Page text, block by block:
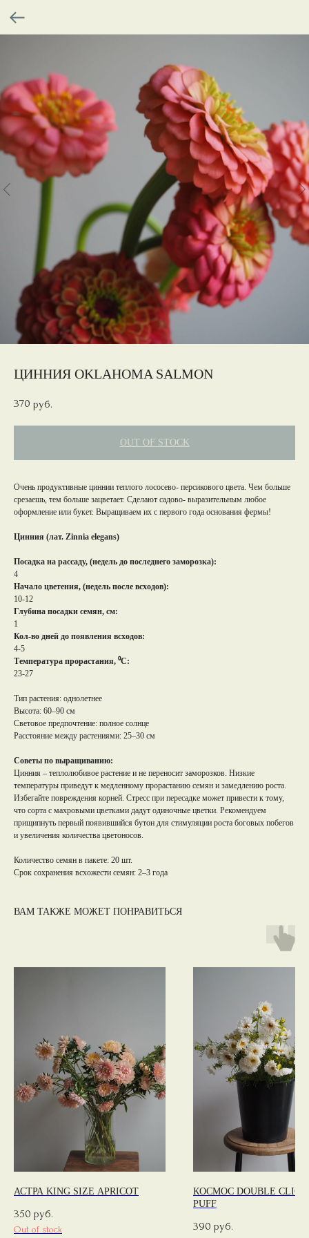
ЦИННИЯ OKLAHOMA SALMON
370 руб.
OUT OF STOCK
Очень продуктивные циннии теплого лососево- персикового цвета. Чем больше
срезаешь, тем больше зацветает. Сделают садово- выразительным любое
оформление или букет. Выращиваем их с первого года основания фермы!
Цинния (лат. Zinnia elegans)
Посадка на рассаду, (недель до последнего заморозка):
4
Начало цветения, (недель после всходов):
10-12
Глубина посадки семян, см:
1
Кол-во дней до появления всходов:
4-5
Температура прорастания, ⁰С:
23-27
Тип растения: однолетнее
Высота: 60–90 см
Световое предпочтение: полное солнце
Расстояние между растениями: 25–30 см
Советы по выращиванию:
Цинния – теплолюбивое растение и не переносит заморозков. Низкие
температуры приведут к медленному прорастанию семян и замедлению роста.
Избегайте повреждения корней. Стресс при пересадке может привести к тому,
что сорта с махровыми цветками дадут одиночные цветки. Рекомендуем
прищипнуть первый появившийся бутон для стимуляции роста боговых побегов
и увеличения количества цветоносов.
Количество семян в пакете: 20 шт.
Срок сохранения всхожести семян: 2–3 года
ВАМ ТАКЖЕ МОЖЕТ ПОНРАВИТЬСЯ
АСТРА KING SIZE APRICOT
350 руб.
Out of stock
КОСМОС DOUBLE CLICK
PUFF
390 руб.